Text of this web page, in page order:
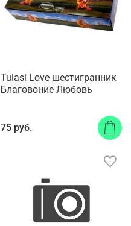
Tulasi Love шестигранник
Благовоние Любовь
75 руб.